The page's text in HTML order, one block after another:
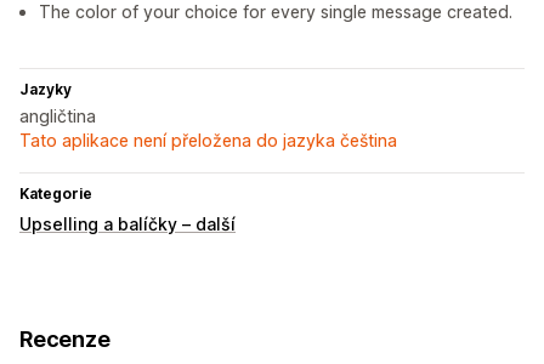
The color of your choice for every single message created.
Jazyky
angličtina
Tato aplikace není přeložena do jazyka čeština
Kategorie
Upselling a balíčky – další
Recenze